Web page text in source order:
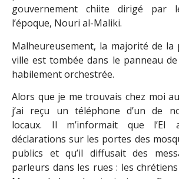
gouvernement chiite dirigé par
l’époque, Nouri al-Maliki.
Malheureusement, la majorité de la
ville est tombée dans le panneau
habilement orchestrée.
Alors que je me trouvais chez moi
j’ai reçu un téléphone d’un de
locaux. Il m’informait que l’EI
déclarations sur les portes des
publics et qu’il diffusait des
parleurs dans les rues : les